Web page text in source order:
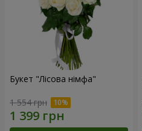
Букет "Лісова німфа"
1 554 грн